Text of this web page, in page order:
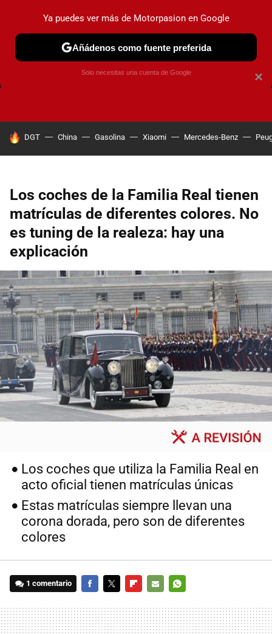
CAMBIO DE ACEITE AIRE ACONDICIONADO
HOY SE HABLA DE
DGT China Gasolina Xiaomi Mercedes-Benz
Los coches de la Familia Real tienen
matrículas de diferentes colores. No
es tuning de la realeza: hay una
explicación
Los coches que utiliza la Familia Real en
acto oficial tienen matrículas únicas
Estas matrículas siempre llevan una
corona dorada, pero son de diferentes
colores
1 comentario
MAIL
×
Ya puedes ver más de Motorpasion en Google
Añádenos como fuente preferida
Solo necesitas una cuenta de Google